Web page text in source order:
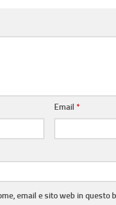
Email *
email e sito web in questo